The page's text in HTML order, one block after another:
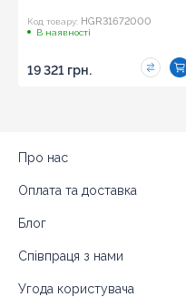
Код товару: HGR31672000
В наявності
19 321 грн.
Про нас
Оплата та доставка
Блог
Співпраця з нами
Угода користувача